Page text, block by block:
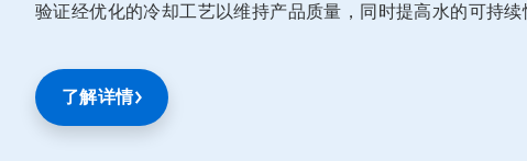
验证经优化的冷却工艺以维持产品质量，同时提高水的可持续
了解详情